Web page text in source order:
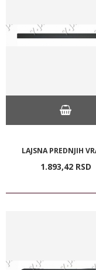
LAJSNA PREDNJIH
1.893,42 RSD